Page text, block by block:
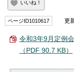
いいね！
ページID1010617 更新
令和3年9月定例
（PDF 90.7 KB）